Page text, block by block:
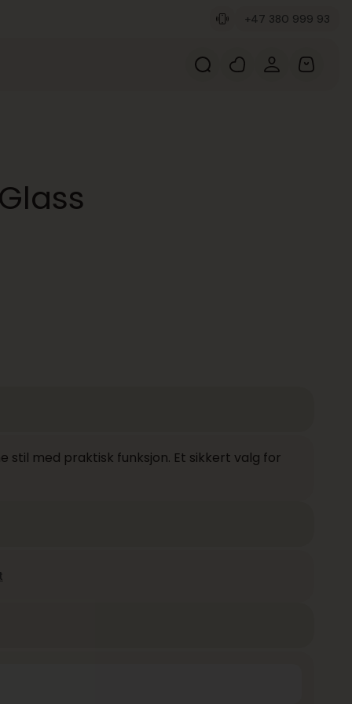
+47 380 999 93
stil med praktisk funksjon. Et sikkert valg for